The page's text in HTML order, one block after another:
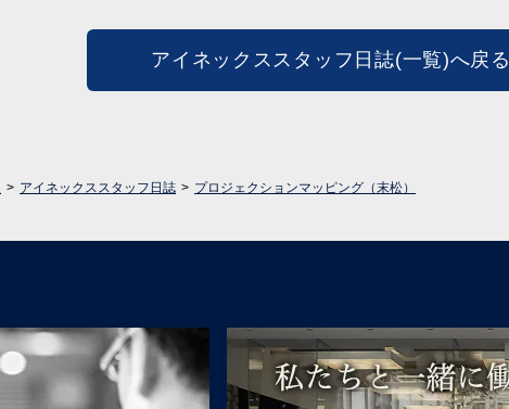
アイネックススタッフ日誌(一覧)へ戻る
アイネックススタッフ日誌 プロジェクションマッピング（末松）